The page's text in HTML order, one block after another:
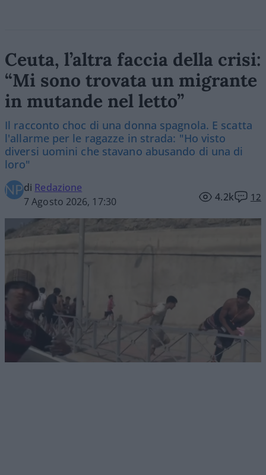
Ceuta, l’altra faccia della crisi:
“Mi sono trovata un migrante
in mutande nel letto”
Il racconto choc di una donna spagnola. E scatta
l'allarme per le ragazze in strada: "Ho visto
diversi uomini che stavano abusando di una di
loro"
di Redazione
7 Agosto 2026, 17:30
4.2k 12